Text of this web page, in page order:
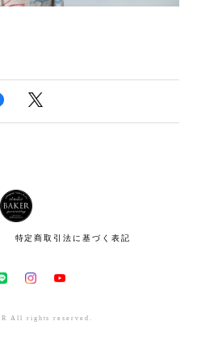
特定商取引法に基づく表記
All rights reserved.